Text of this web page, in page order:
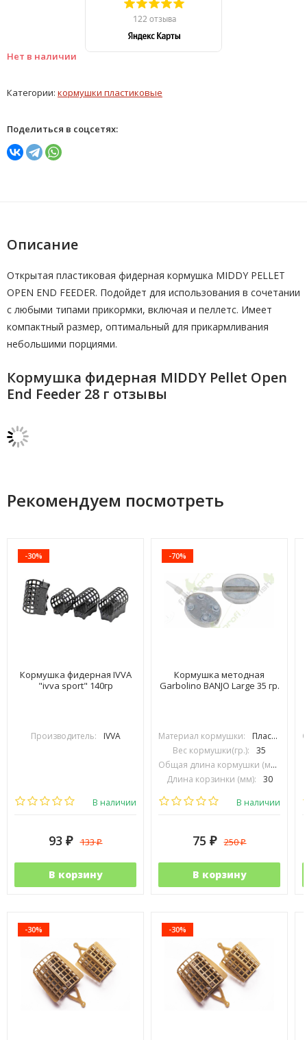
Нет в наличии
Категории: кормушки пластиковые
Поделиться в соцсетях:
Описание
Открытая пластиковая фидерная кормушка MIDDY PELLET
OPEN END FEEDER. Подойдет для использования в сочетании
с любыми типами прикормки, включая и пеллетс. Имеет
компактный размер, оптимальный для прикармливания
небольшими порциями.
Кормушка фидерная MIDDY Pellet Open
End Feeder 28 г отзывы
Рекомендуем посмотреть
-30%
Кормушка фидерная IVVA
"ivva sport" 140гр
Производитель: IVVA
В наличии
93 ₽ 133₽
В корзину
-70%
Кормушка методная
Garbolino BANJO Large 35 гр.
Материал кормушки:
Пластик
Вес кормушки(гр.):
35
Общая длина кормушки (мм):
Длина корзинки (мм):
30
Диаметр корзинки (мм):
В наличии
75 ₽ 250₽
В корзину
-30% -30%